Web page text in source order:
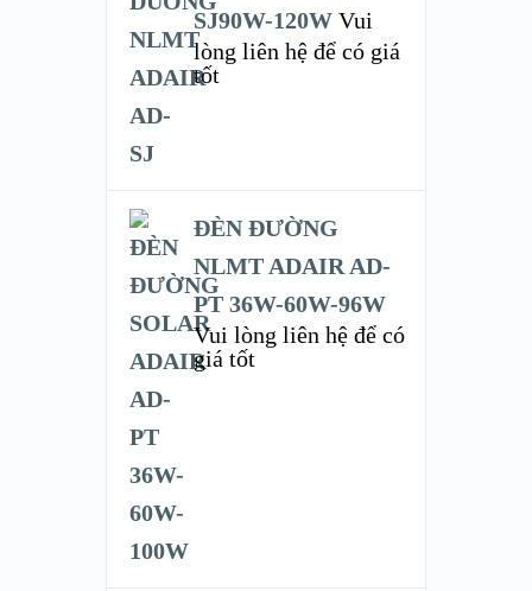
SJ90W-120W Vui
lòng liên hệ để có giá
tốt
ĐÈN ĐƯỜNG
NLMT ADAIR AD-
PT 36W-60W-96W
Vui lòng liên hệ để có
giá tốt